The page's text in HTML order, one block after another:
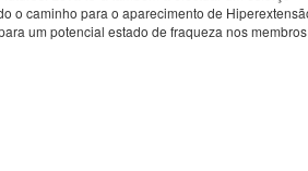
o caminho para o aparecimento de
um potencial estado de fraqueza nos membros